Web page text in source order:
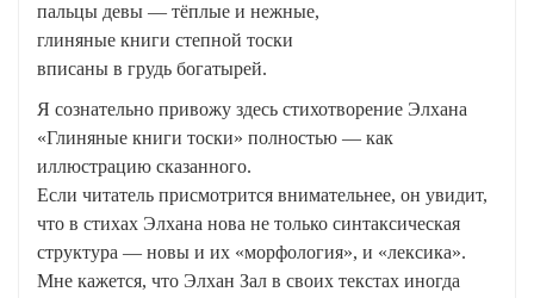
пальцы девы — тёплые и нежные,
глиняные книги степной тоски
вписаны в грудь богатырей.
Я сознательно привожу здесь стихотворение Элхана
«Глиняные книги тоски» полностью — как
иллюстрацию сказанного.
Если читатель присмотрится внимательнее, он увидит,
что в стихах Элхана нова не только синтаксическая
структура — новы и их «морфология», и «лексика».
Мне кажется, что Элхан Зал в своих текстах иногда